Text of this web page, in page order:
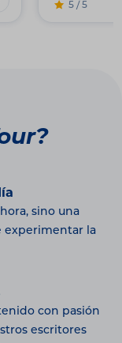
5 / 5
sino una
experimentar la
con pasión
escritores